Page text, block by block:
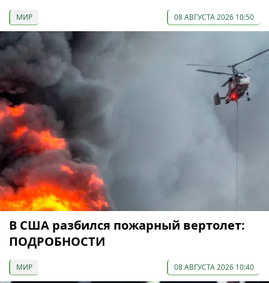
МИР 08 АВГУСТА 2026 10:50
В США разбился пожарный вертолет:
ПОДРОБНОСТИ
МИР 08 АВГУСТА 2026 10:40